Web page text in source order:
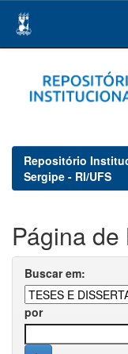
navigation
Repositório
Sergipe - RI/UFS
Página de
Buscar em:
por